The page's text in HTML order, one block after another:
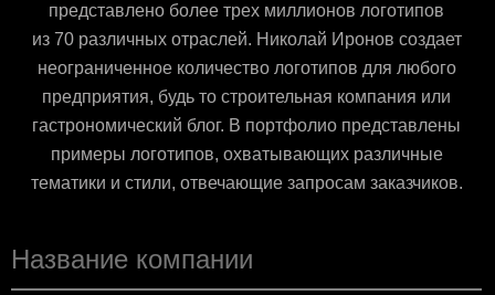
представлено более трех миллионов логотипов
из 70 различных отраслей. Николай Иронов создает
неограниченное количество логотипов для любого
предприятия, будь то строительная компания или
гастрономический блог. В портфолио представлены
примеры логотипов, охватывающих различные
тематики и стили, отвечающие запросам заказчиков.